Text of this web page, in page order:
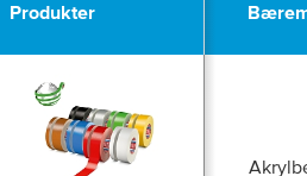
Produkter